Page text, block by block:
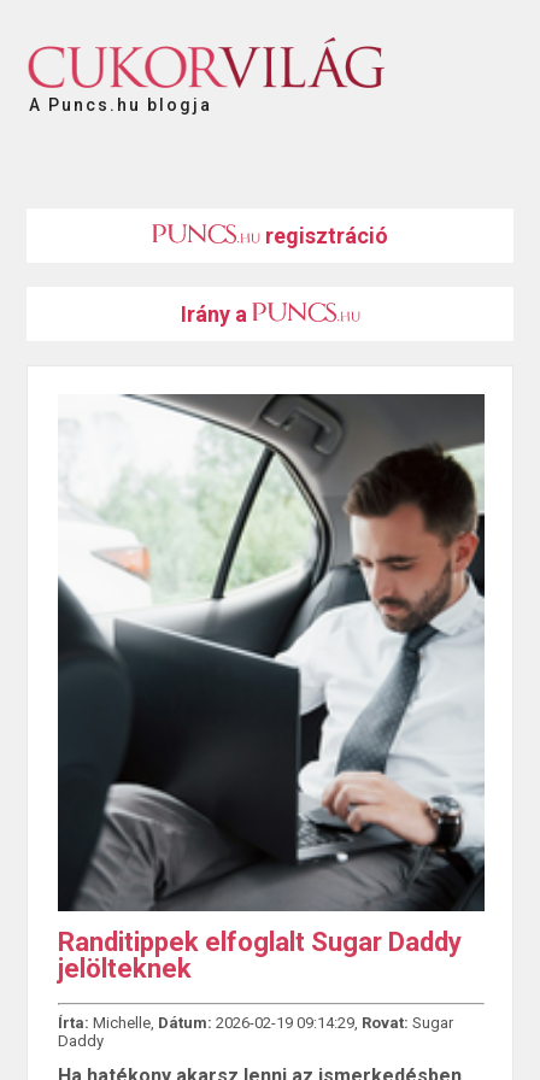
A Puncs.hu blogja
regisztráció
Irány a
Randitippek elfoglalt Sugar Daddy
jelölteknek
Írta: Michelle, Dátum: 2026-02-19 09:14:29, Rovat: Sugar
Daddy